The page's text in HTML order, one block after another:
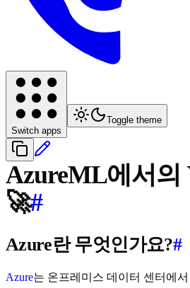
Switch apps
Toggle theme
AzureML에서의
🚀#
Azure란 무엇인가요?#
Azure는 온프레미스 데이터 센터에